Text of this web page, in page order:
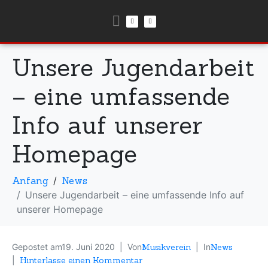
Unsere Jugendarbeit
– eine umfassende
Info auf unserer
Homepage
Anfang
News
Unsere Jugendarbeit – eine umfassende Info auf
unserer Homepage
Gepostet am19. Juni 2020 VonMusikverein InNews
Hinterlasse einen Kommentar